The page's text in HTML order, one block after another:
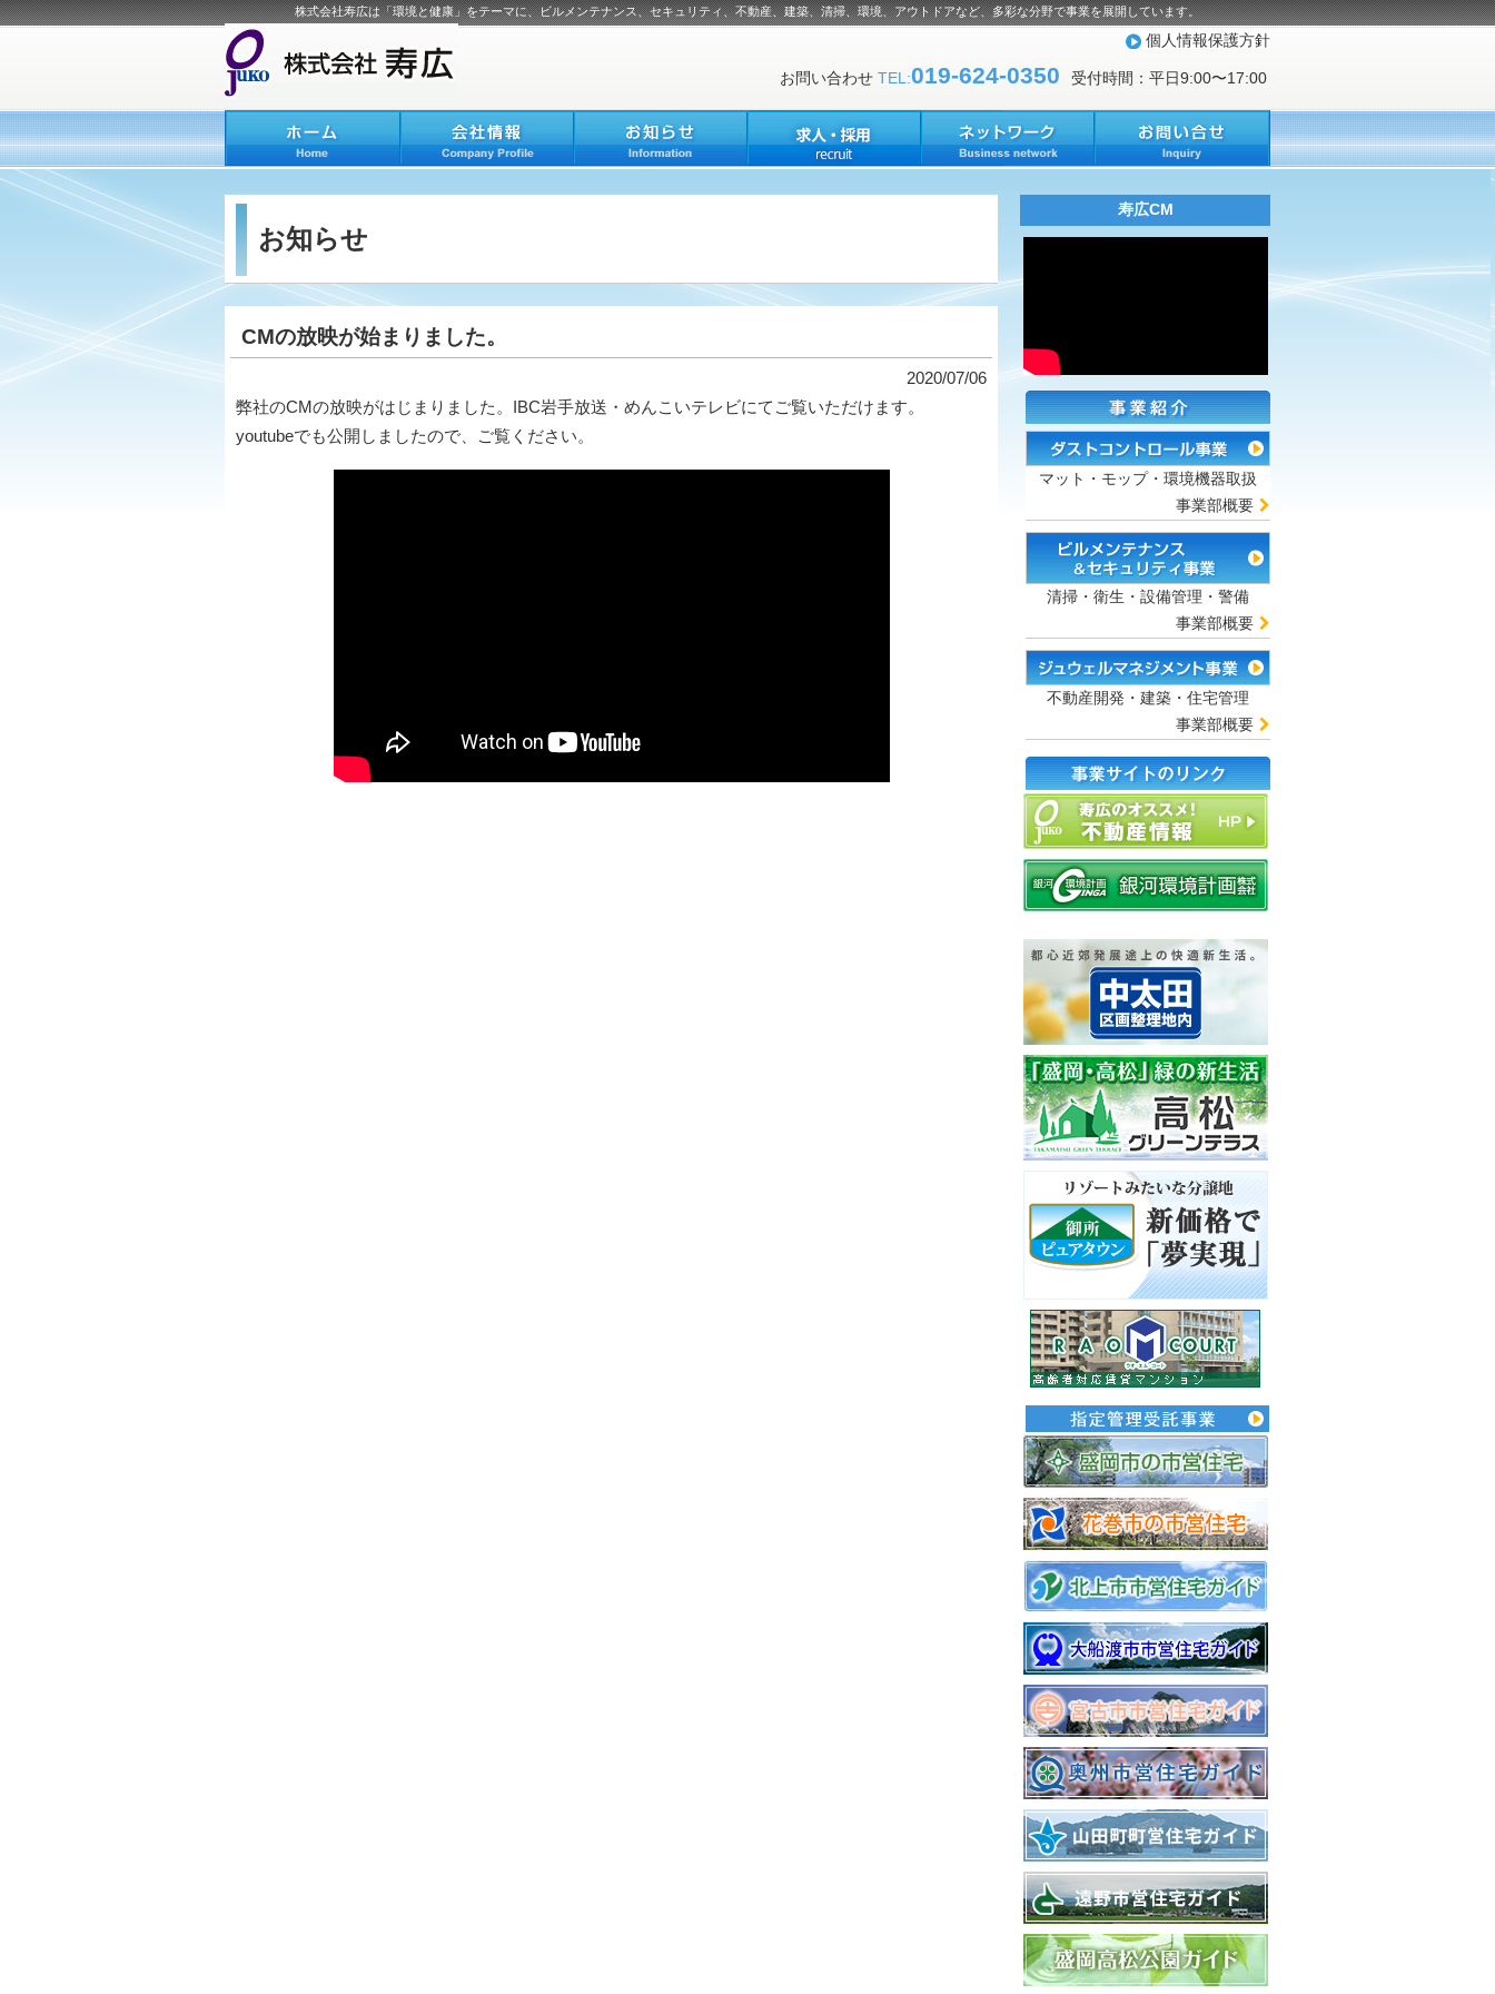
株式会社寿広は「環境と健康」をテーマに、ビルメンテナンス、セキュリティ、不動産、建築、清掃、環境、アウトドアなど、多彩な分野で事業を展開しています。
個人情報保護方針
お問い合わせ TEL:019-624-0350 受付時間：平日9:00〜17:00
お知らせ
CMの放映が始まりました。
2020/07/06
弊社のCMの放映がはじまりました。IBC岩手放送・めんこいテレビにてご覧いただけます。
youtubeでも公開しましたので、ご覧ください。
寿広CM
マット・モップ・環境機器取扱
事業部概要
清掃・衛生・設備管理・警備
事業部概要
不動産開発・建築・住宅管理
事業部概要